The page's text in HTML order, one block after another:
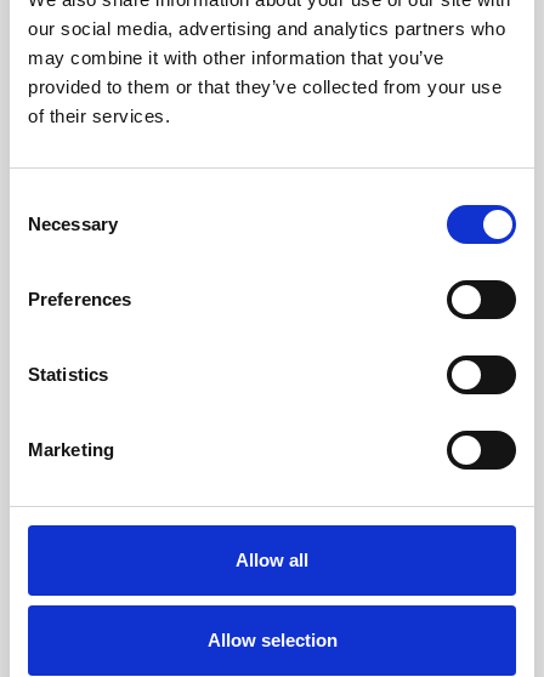
our social media, advertising and analytics partners who
may combine it with other information that you’ve
provided to them or that they’ve collected from your use
of their services.
Selection
Necessary
Preferences
Statistics
Marketing
Allow all
Allow selection
Las piezas utilizables se
recuperan meticulosamente en
un entorno seguro de ESD, lo
daños ni contaminación.
EMBALADO DE
FORMA SEGURA
Cada pieza individual se
empaqueta de forma segura